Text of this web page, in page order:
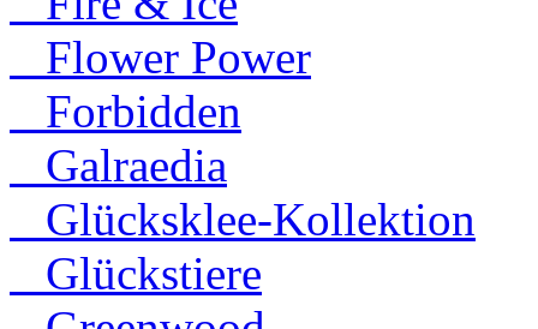
Flower Power
Forbidden
Galraedia
Glücksklee-Kollektion
Glückstiere